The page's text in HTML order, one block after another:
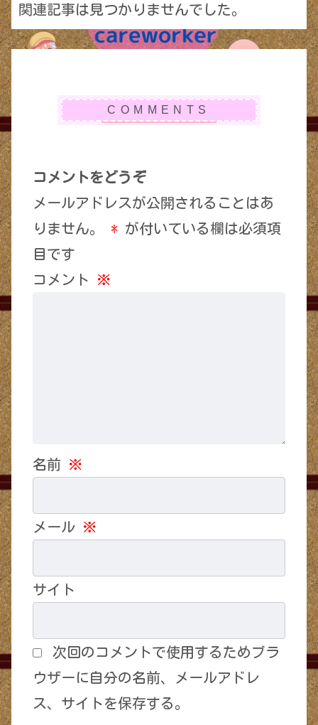
関連記事は見つかりませんでした。
コメントをどうぞ
メールアドレスが公開されることはあ
りません。
* が付いている欄は必須項
目です
コメント ※
名前 ※
メール ※
サイト
次回のコメントで使用するためブラ
ウザーに自分の名前、メールアドレ
ス、サイトを保存する。